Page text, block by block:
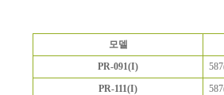
모델
PR-091(I)
PR-111(I)